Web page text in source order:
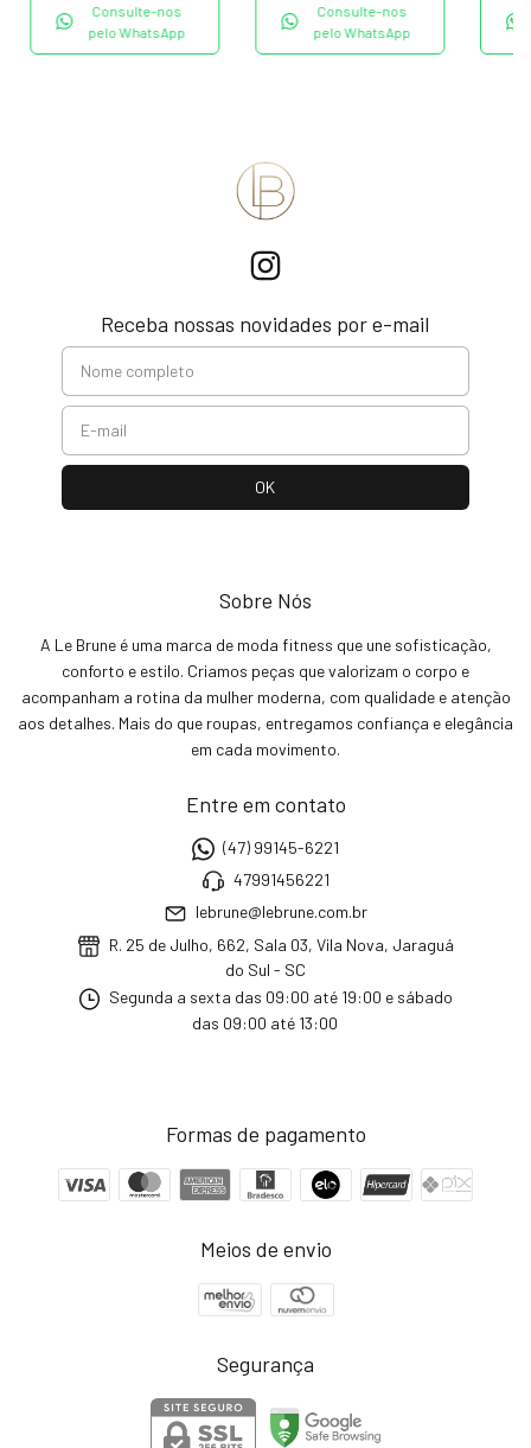
Consulte-nos
pelo WhatsApp
Consulte-nos
pelo WhatsApp
Receba nossas novidades por e-mail
Sobre Nós
A Le Brune é uma marca de moda fitness que une sofisticação,
conforto e estilo. Criamos peças que valorizam o corpo e
acompanham a rotina da mulher moderna, com qualidade e atenção
aos detalhes. Mais do que roupas, entregamos confiança e elegância
em cada movimento.
Entre em contato
(47) 99145-6221
47991456221
lebrune@lebrune.com.br
R. 25 de Julho, 662, Sala 03, Vila Nova, Jaraguá
do Sul - SC
Segunda a sexta das 09:00 até 19:00 e sábado
das 09:00 até 13:00
Formas de pagamento
Meios de envio
Segurança